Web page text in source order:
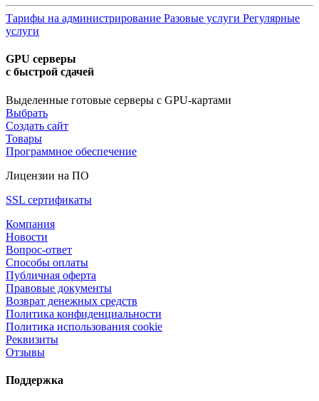
Тарифы на администрирование Разовые услуги Регулярные
услуги
GPU серверы
с быстрой сдачей
Выделенные готовые серверы с GPU-картами
Выбрать
Создать сайт
Товары
Программное обеспечение
Лицензии на ПО
SSL сертификаты
Компания
Новости
Вопрос-ответ
Способы оплаты
Публичная оферта
Правовые документы
Возврат денежных средств
Политика конфиденциальности
Политика использования cookie
Реквизиты
Отзывы
Поддержка